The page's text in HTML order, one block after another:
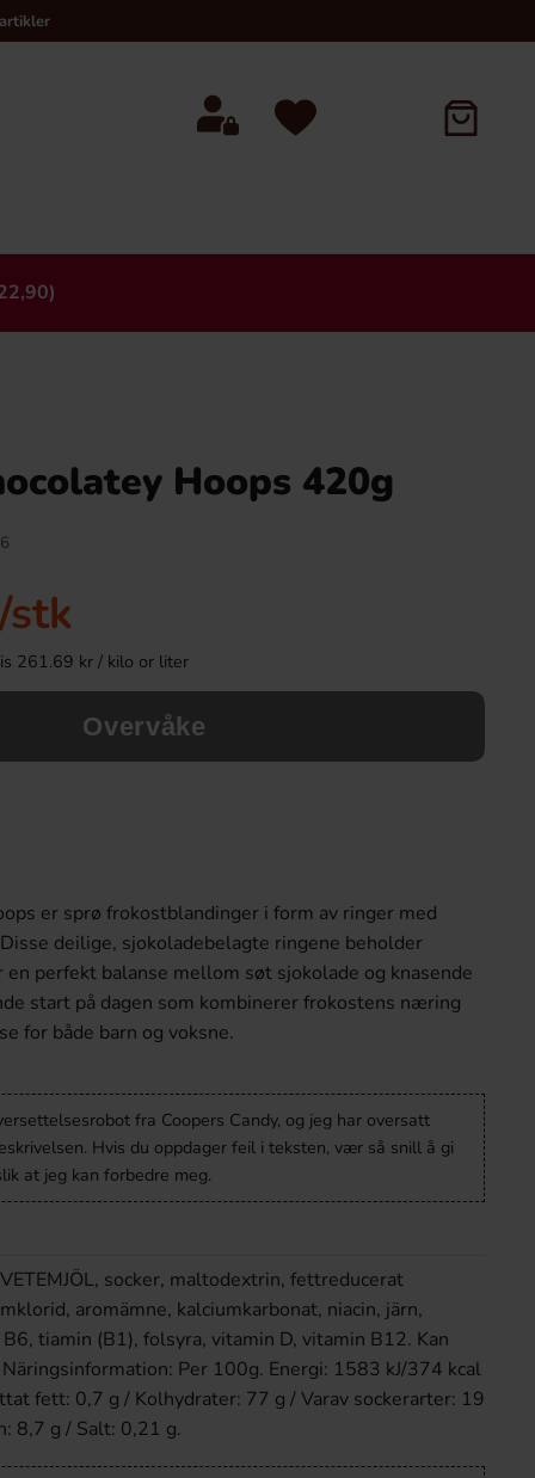
-33%
89.90 kr 59.90 kr
Köp Köp
Hoops 420g
/stk
261.69 kr / kilo or liter
Overvåke
er sprø frokostblandinger i form av ringer med
deilige, sjokoladebelagte ringene beholder
perfekt balanse mellom søt sjokolade og knasende
start på dagen som kombinerer frokostens næring
for både barn og voksne.
fra Coopers Candy, og jeg har oversatt
Hvis du oppdager feil i teksten, vær så snill å gi
at jeg kan forbedre meg.
socker, maltodextrin, fettreducerat
aromämne, kalciumkarbonat, niacin, järn,
tiamin (B1), folsyra, vitamin D, vitamin B12. Kan
Näringsinformation: Per 100g. Energi: 1583 kJ/374 kcal
fett: 0,7 g / Kolhydrater: 77 g / Varav sockerarter: 19
8,7 g / Salt: 0,21 g.